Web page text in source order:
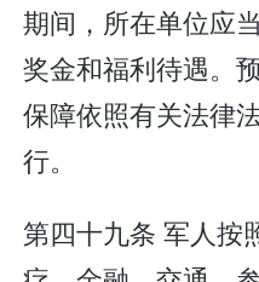
期间，所在单位应
奖金和福利待遇。
保障依照有关法律
行。
第四十九条 军人按